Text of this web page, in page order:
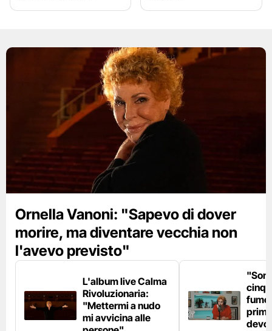
Ornella Vanoni: "Sapevo di dover
morire, ma diventare vecchia non
l'avevo previsto"
L'album live Calma
Rivoluzionaria:
"Mettermi a nudo
mi avvicina alle
fumo
devo